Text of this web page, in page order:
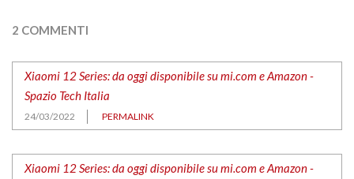
2 COMMENTI
Xiaomi 12 Series: da oggi disponibile su mi.com e Amazon -
Spazio Tech Italia
24/03/2022 PERMALINK
Xiaomi 12 Series: da oggi disponibile su mi.com e Amazon -